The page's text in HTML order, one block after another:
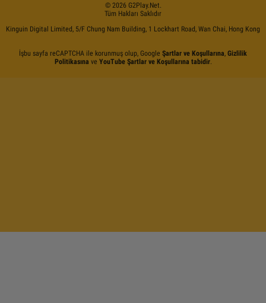
© 2026 G2Play.net.
Tüm Hakları Saklıdır
Kinguin Digital Limited, 5/F Chung Nam Building, 1 Lockhart Road, Wan Chai, Hong Kong
İşbu sayfa reCAPTCHA ile korunmuş olup, Google Şartlar ve Koşullarına, Gizlilik
Politikasına ve YouTube Şartlar ve Koşullarına tabidir.